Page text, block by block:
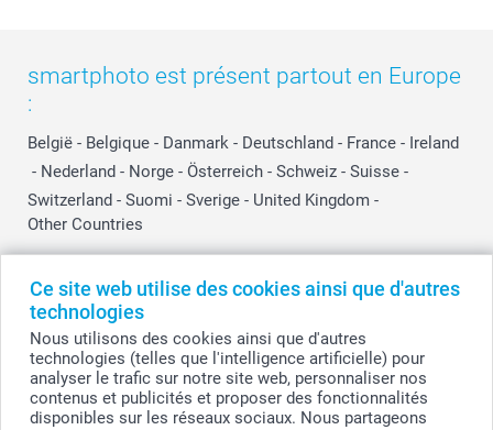
Ce site web utilise des cookies ainsi que d'autres
technologies
Nous utilisons des cookies ainsi que d'autres
technologies (telles que l'intelligence artificielle) pour
analyser le trafic sur notre site web, personnaliser nos
contenus et publicités et proposer des fonctionnalités
disponibles sur les réseaux sociaux. Nous partageons
smartphoto est présent partout en Europe
:
België - Belgique - Danmark - Deutschland - France - Ireland
- Nederland - Norge - Österreich - Schweiz - Suisse -
Switzerland - Suomi - Sverige - United Kingdom -
Other Countries
© smartphoto group. Tous droits réservés
smartphoto group SA.
Siège social : Kwatrechtsteenweg 160, 9230 Wetteren, Belgique
Tous les prix sont en EURO (€), TVA incluse et hors frais de port.